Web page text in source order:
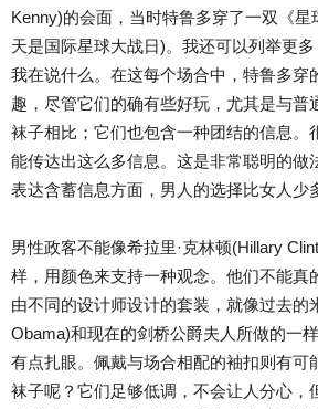
Kenny)的会面，当时特鲁多穿了一双《
天是国际星球大战日)。我还可以列举更
我在说什么。在这每个场合中，特鲁多穿
趣，尽管它们的确有些好玩，尤其是与普
袜子相比；它们也包含一种团结的信息。
能传达出这么多信息。这是非常聪明的做
表达含蓄信息方面，男人的选择比女人少
男性政客不能像希拉里·克林顿(Hillary
样，用颜色来支持一种观念。他们不能真
由不同的设计师设计的套装，就像过去的
Obama)和现在的剑桥公爵夫人所做的一
有点扎眼。佩戴与场合相配的袖扣则有可
袜子呢？它们足够低调，不会让人分心，